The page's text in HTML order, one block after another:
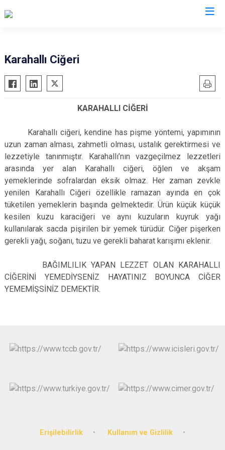
Banaz
Eşme
Ulubey
Karahallı Ciğeri
KARAHALLI CİĞERİ
Karahallı ciğeri, kendine has pişme yöntemi, yapımının
uzun zaman alması, zahmetli olması, ustalık gerektirmesi ve
lezzetiyle tanınmıştır. Karahallı’nın vazgeçilmez lezzetleri
arasında yer alan Karahallı ciğeri, öğlen ve akşam
yemeklerinde sofralardan eksik olmaz. Her zaman zevkle
yenilen Karahallı Ciğeri özellikle ramazan ayında en çok
tüketilen yemeklerin başında gelmektedir. Ürün küçük küçük
kesilen kuzu karaciğeri ve aynı kuzuların kuyruk yağı
kullanılarak sacda pişirilen bir yemek türüdür. Ciğer pişerken
gerekli yağı, soğanı, tuzu ve gerekli baharat karışımı eklenir.
BAĞIMLILIK YAPAN LEZZET OLAN KARAHALLI
CİĞERİNİ YEMEDİYSENİZ HAYATINIZ BOYUNCA CİĞER
YEMEMİŞSİNİZ DEMEKTİR.
Erişilebilirlik Kullanım ve Gizlilik